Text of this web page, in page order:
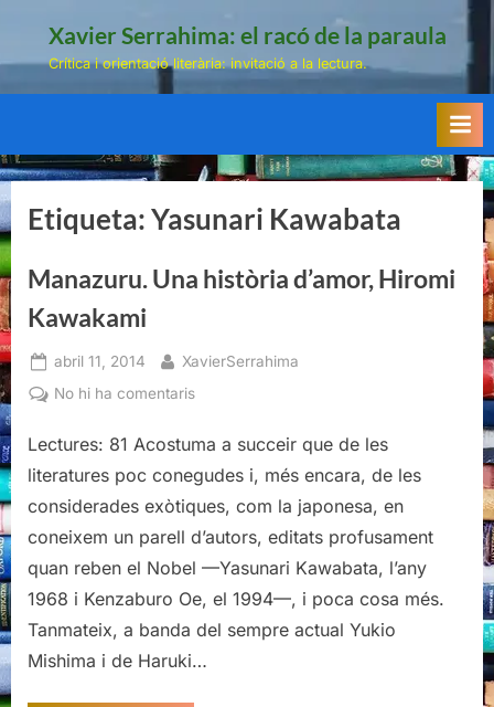
Xavier Serrahima: el racó de la paraula
Crítica i orientació literària: invitació a la lectura.
Etiqueta:Yasunari Kawabata
Manazuru. Una història d’amor, Hiromi
Kawakami
Posted
on
abril 11, 2014 By
XavierSerrahima
No hi ha comentarisa
Una
història
Hiromi
Kawakami
Lectures: 81 Acostuma a succeir que de les
literatures poc conegudes i, més encara, de les
considerades exòtiques, com la japonesa, en
coneixem un parell d’autors, editats profusament
quan reben el Nobel —Yasunari Kawabata, l’any
1968 i Kenzaburo Oe, el 1994—, i poca cosa més.
Tanmateix, a banda del sempre actual Yukio
Mishima i de Haruki…